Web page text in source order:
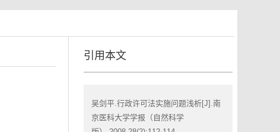
引用本文
吴剑平.行政许可法实施问题浅析[J].南
京医科大学学报（自然科学